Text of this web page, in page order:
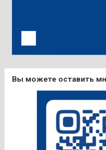
Вы можете оставить